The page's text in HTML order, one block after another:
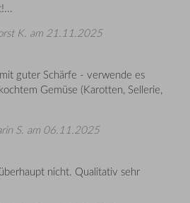
K. am 21.11.2025
guter Schärfe - verwende es
Gemüse (Karotten, Sellerie,
S. am 06.11.2025
nicht. Qualitativ sehr